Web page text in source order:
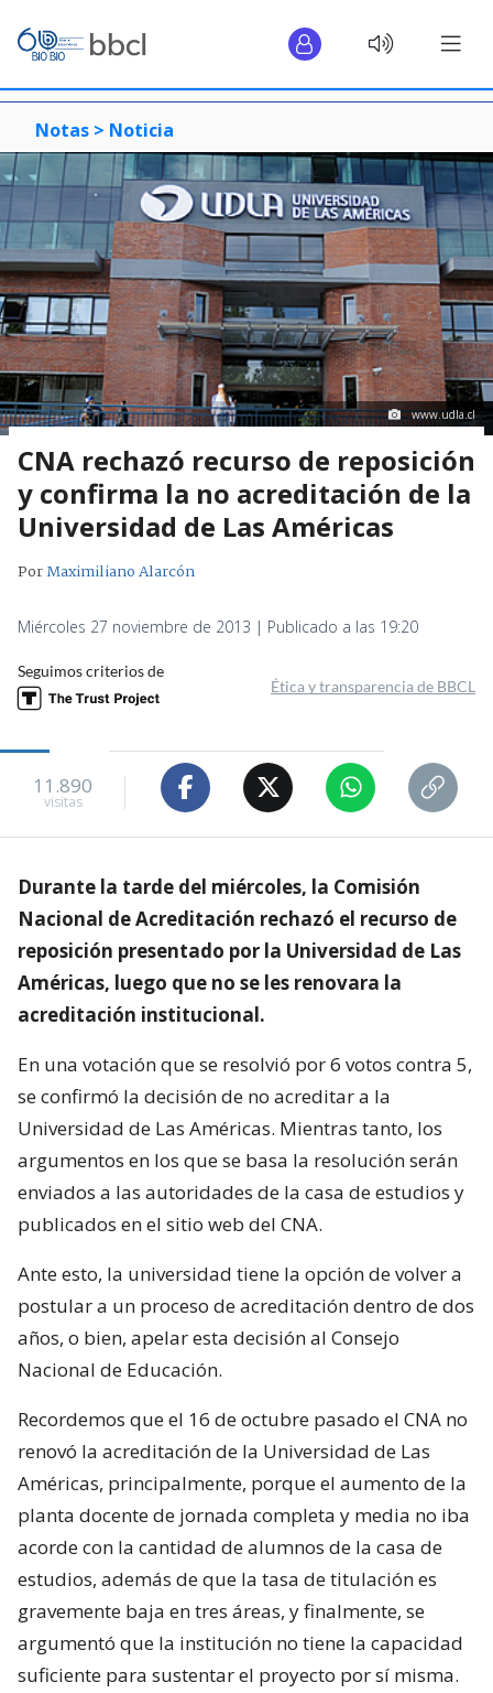
Notas > Noticia
www.udla.cl
CNA rechazó recurso de reposición
y confirma la no acreditación de la
Universidad de Las Américas
PorMaximiliano Alarcón
Miércoles 27 noviembre de 2013 | Publicado a las 19:20
Seguimos criterios de
Ética y transparencia de BBCL
11.890
visitas
Durante la tarde del miércoles, la Comisión
Nacional de Acreditación rechazó el recurso de
reposición presentado por la Universidad de Las
Américas, luego que no se les renovara la
acreditación institucional.
En una votación que se resolvió por 6 votos contra 5,
se confirmó la decisión de no acreditar a la
Universidad de Las Américas. Mientras tanto, los
argumentos en los que se basa la resolución serán
enviados a las autoridades de la casa de estudios y
publicados en el sitio web del CNA.
Ante esto, la universidad tiene la opción de volver a
postular a un proceso de acreditación dentro de dos
años, o bien, apelar esta decisión al Consejo
Nacional de Educación.
Recordemos que el 16 de octubre pasado el CNA no
renovó la acreditación de la Universidad de Las
Américas, principalmente, porque el aumento de la
planta docente de jornada completa y media no iba
acorde con la cantidad de alumnos de la casa de
estudios, además de que la tasa de titulación es
gravemente baja en tres áreas, y finalmente, se
argumentó que la institución no tiene la capacidad
suficiente para sustentar el proyecto por sí misma.